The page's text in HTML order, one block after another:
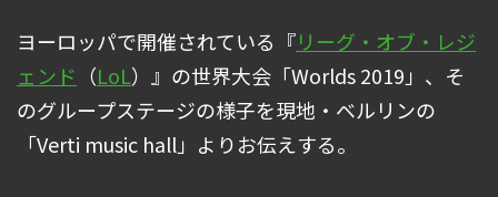
ヨーロッパで開催されている『リーグ・オブ・レジ
ェンド （LoL）』の世界大会「Worlds 2019」、そ
のグループステージの様子を現地・ベルリンの
「Verti music hall」よりお伝えする。